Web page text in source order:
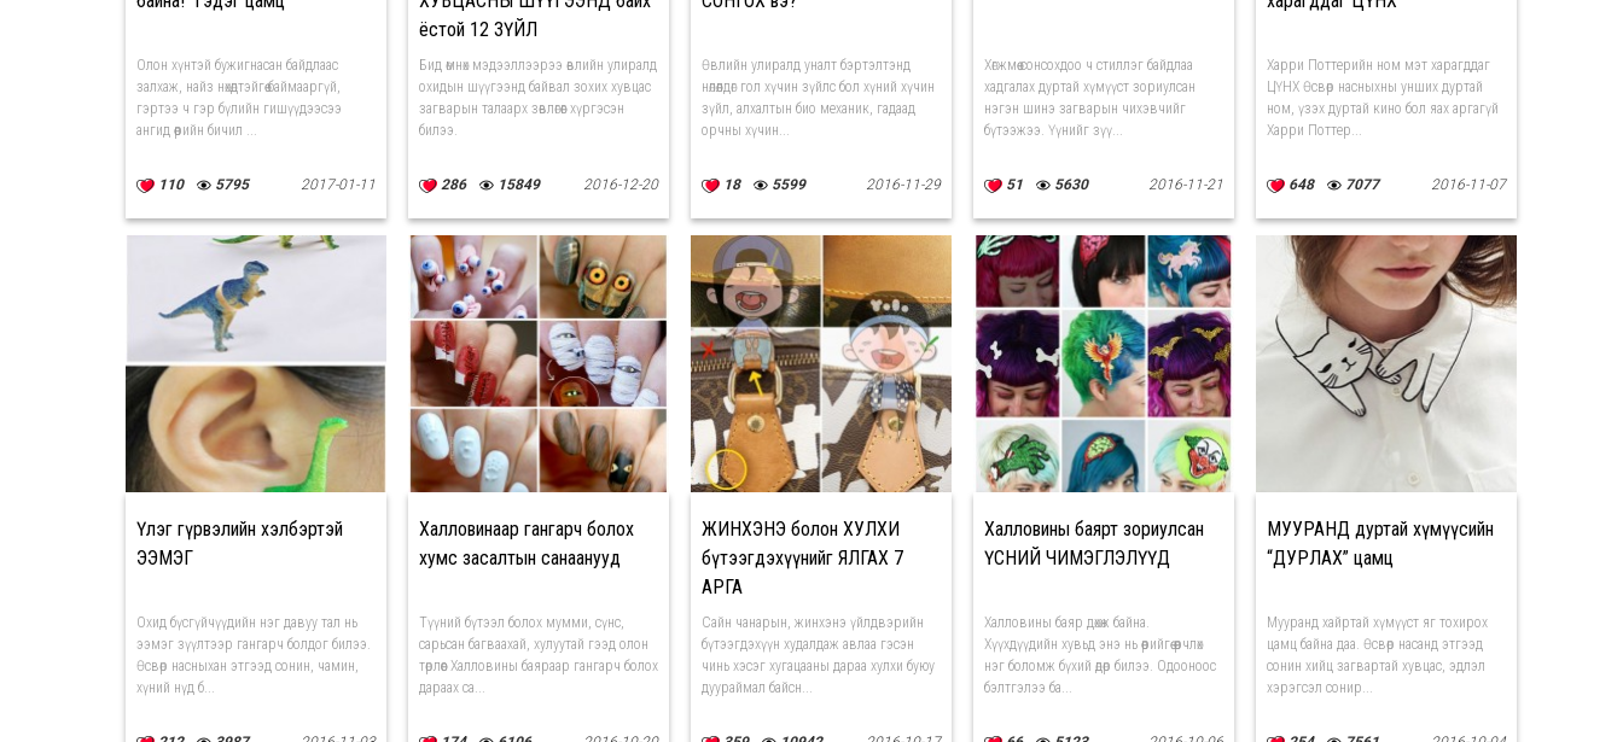
Олон хүнтэй бужигнасан байдлаас
залхаж, найз нөхөдтэйгөө баймааргүй,
гэртээ ч гэр бүлийн гишүүдээсээ
ангид өөрийн бичил ...
110 5795 2017-01-11
ёстой 12 ЗҮЙЛ
Бид өмнөх мэдээллээрээ өвлийн улиралд
охидын шүүгээнд байвал зохих хувцас
загварын талаарх зөвлөгөөг хүргэсэн
билээ.
286 15849 2016-12-20
Өвлийн улиралд уналт бэртэлтэнд
нөлөөлдөг гол хүчин зүйлс бол хүний хүчин
зүйл, алхалтын био механик, гадаад
орчны хүчин...
18 5599 2016-11-29
Хөгжмөө сонсохдоо ч стиллэг байдлаа
хадгалах дуртай хүмүүст зориулсан
нэгэн шинэ загварын чихэвчийг
бүтээжээ. Үүнийг зүү...
51 5630 2016-11-21
Харри Поттерийн ном мэт харагддаг
ЦҮНХ Өсвөр насныхны унших дуртай
ном, үзэх дуртай кино бол яах аргагүй
Харри Поттер...
648 7077 2016-11-07
Үлэг гүрвэлийн хэлбэртэй
ЭЭМЭГ
Охид бүсгүйчүүдийн нэг давуу тал нь
ээмэг зүүлтээр гангарч болдог билээ.
Өсвөр насныхан этгээд сонин, чамин,
хүний нүд б...
Халловинаар гангарч болох
хумс засалтын санаанууд
Түүний бүтээл болох мумми, сүнс,
сарьсан багваахай, хулуутай гээд олон
төрлөөс Халловины баяраар гангарч болох
дараах са...
ЖИНХЭНЭ болон ХУЛХИ
бүтээгдэхүүнийг ЯЛГАХ 7
АРГА
Сайн чанарын, жинхэнэ үйлдвэрийн
бүтээгдэхүүн худалдаж авлаа гэсэн
чинь хэсэг хугацааны дараа хулхи буюу
дуураймал байсн...
Халловины баярт зориулсан
ҮСНИЙ ЧИМЭГЛЭЛҮҮД
Халловины баяр дөхөж байна.
Хүүхдүүдийн хувьд энэ нь өөрийгөө өөрчлөх
нэг боломж бүхий өдөр билээ. Одооноос
бэлтгэлээ ба...
МУУРАНД дуртай хүмүүсийн
“ДУРЛАХ” цамц
Мууранд хайртай хүмүүст яг тохирох
цамц байна даа. Өсвөр насанд этгээд
сонин хийц загвартай хувцас, эдлэл
хэрэгсэл сонир...